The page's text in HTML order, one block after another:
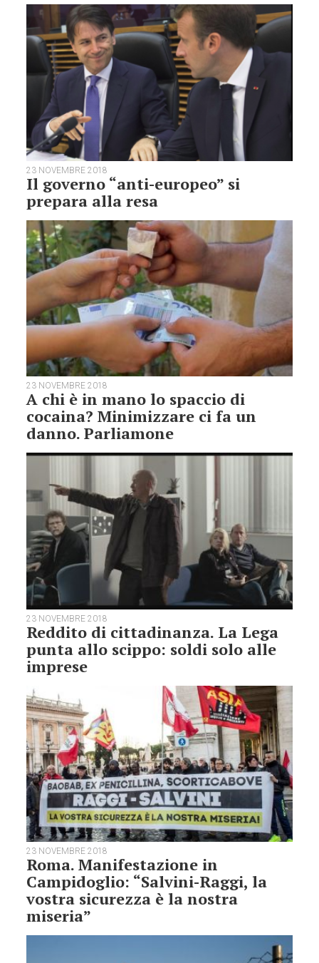
23 NOVEMBRE 2018
Il governo “anti-europeo” si
prepara alla resa
23 NOVEMBRE 2018
A chi è in mano lo spaccio di
cocaina? Minimizzare ci fa un
danno. Parliamone
23 NOVEMBRE 2018
Reddito di cittadinanza. La Lega
punta allo scippo: soldi solo alle
imprese
23 NOVEMBRE 2018
Roma. Manifestazione in
Campidoglio: “Salvini-Raggi, la
vostra sicurezza è la nostra
miseria”